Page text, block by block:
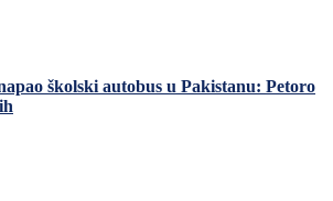
školski autobus u Pakistanu: Petoro